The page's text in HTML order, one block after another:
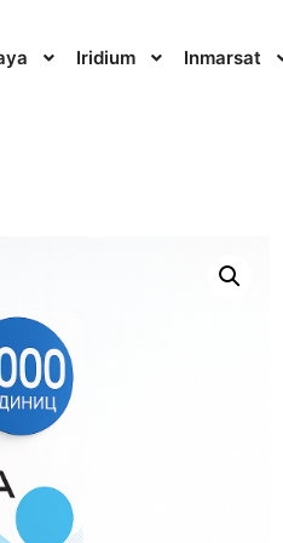
Iridium Inmarsat